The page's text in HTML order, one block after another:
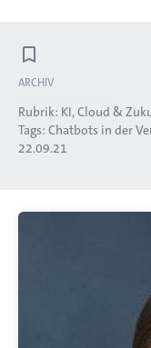
ARCHIV
Rubrik: KI, Cloud &
Tags: Chatbots in der
22.09.21